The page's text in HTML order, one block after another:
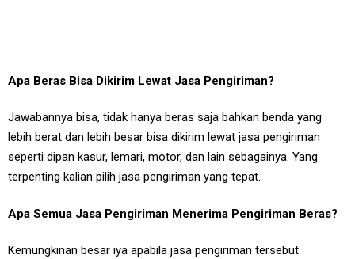
Apa Beras Bisa Dikirim Lewat Jasa Pengiriman?
Jawabannya bisa, tidak hanya beras saja bahkan benda yang
lebih berat dan lebih besar bisa dikirim lewat jasa pengiriman
seperti dipan kasur, lemari, motor, dan lain sebagainya. Yang
terpenting kalian pilih jasa pengiriman yang tepat.
Apa Semua Jasa Pengiriman Menerima Pengiriman Beras?
Kemungkinan besar iya apabila jasa pengiriman tersebut